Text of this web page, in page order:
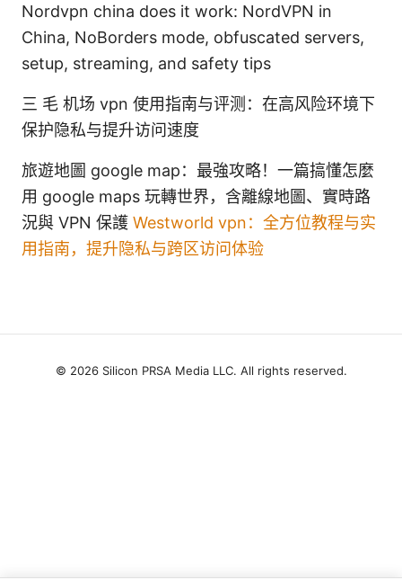
Nordvpn china does it work: NordVPN in
China, NoBorders mode, obfuscated servers,
setup, streaming, and safety tips
三 毛 机场 vpn 使用指南与评测：在高风险环境下
保护隐私与提升访问速度
旅遊地圖 google map：最強攻略！一篇搞懂怎麼
用 google maps 玩轉世界，含離線地圖、實時路
況與 VPN 保護 Westworld vpn：全方位教程与实
用指南，提升隐私与跨区访问体验
© 2026 Silicon PRSA Media LLC. All rights reserved.